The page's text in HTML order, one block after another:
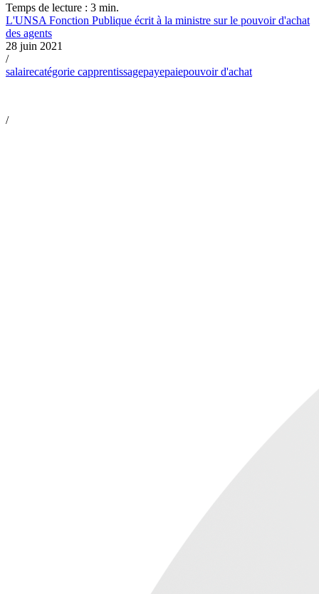
Temps de lecture : 3 min.
L'UNSA Fonction Publique écrit à la ministre sur le pouvoir d'achat
des agents
28 juin 2021
/
salairecatégorie capprentissagepayepaiepouvoir d'achat
/